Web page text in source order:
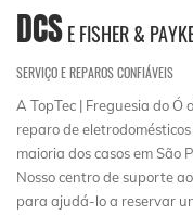
DCSE FISHER &
SERVIÇO E REPAROS CONFIÁVEIS
A TopTec | Freguesia do Ó
reparo de
maioria dos casos em São
Nosso centro de suporte
para ajudá-lo a reservar